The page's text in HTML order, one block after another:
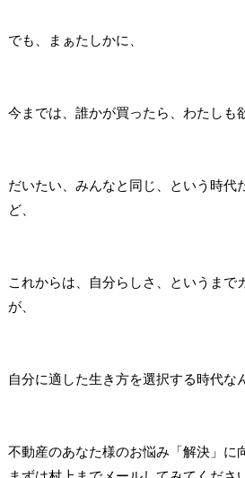
でも、まぁたしかに、
今までは、誰かが買ったら、わたしも
だいたい、みんなと同じ、という時代
ど、
これからは、自分らしさ、というまで
が、
自分に適した生き方を選択する時代な
不動産のあなた様のお悩み「解決」に